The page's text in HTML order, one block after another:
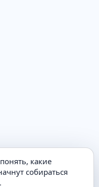
какие
собираться